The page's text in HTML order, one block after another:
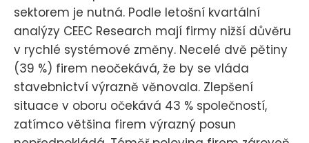
sektorem je nutná. Podle letošní kvartální
analýzy CEEC Research mají firmy nižší důvěru
v rychlé systémové změny. Necelé dvě pětiny
(39 %) firem neočekává, že by se vláda
stavebnictví výrazně věnovala. Zlepšení
situace v oboru očekává 43 % společností,
zatímco většina firem výrazný posun